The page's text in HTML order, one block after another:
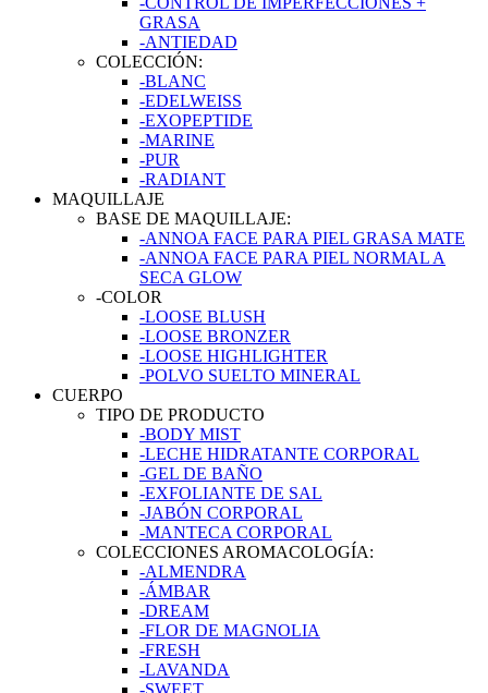
GRASA
-ANTIEDAD
COLECCIÓN:
-BLANC
-EDELWEISS
-EXOPEPTIDE
-MARINE
-PUR
-RADIANT
MAQUILLAJE
BASE DE MAQUILLAJE:
-ANNOA FACE PARA PIEL GRASA MATE
-ANNOA FACE PARA PIEL NORMAL A
SECA GLOW
-COLOR
-LOOSE BLUSH
-LOOSE BRONZER
-LOOSE HIGHLIGHTER
-POLVO SUELTO MINERAL
CUERPO
TIPO DE PRODUCTO
-BODY MIST
-LECHE HIDRATANTE CORPORAL
-GEL DE BAÑO
-EXFOLIANTE DE SAL
-JABÓN CORPORAL
-MANTECA CORPORAL
COLECCIONES AROMACOLOGÍA:
-ALMENDRA
-ÁMBAR
-DREAM
-FLOR DE MAGNOLIA
-FRESH
-LAVANDA
-SWEET